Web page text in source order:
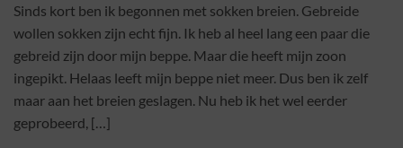
Sinds kort ben ik begonnen met sokken breien. Gebreide
wollen sokken zijn echt fijn. Ik heb al heel lang een paar die
gebreid zijn door mijn beppe. Maar die heeft mijn zoon
ingepikt. Helaas leeft mijn beppe niet meer. Dus ben ik zelf
maar aan het breien geslagen. Nu heb ik het wel eerder
geprobeerd, […]